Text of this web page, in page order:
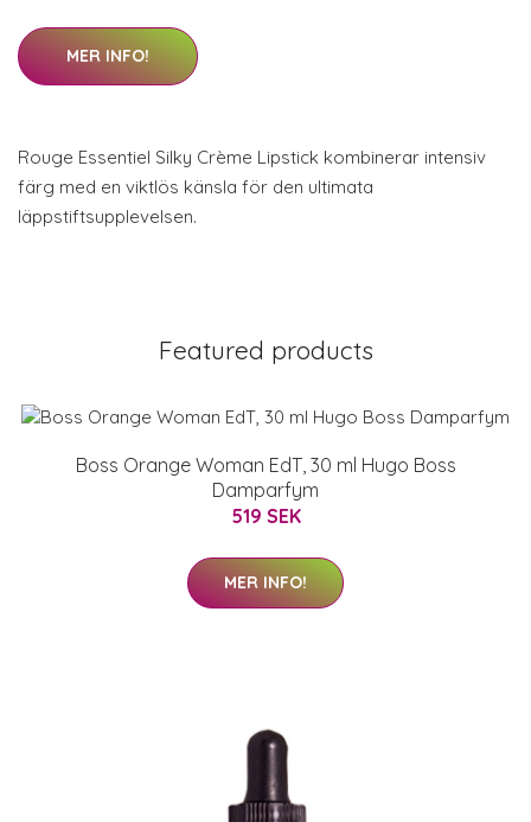
MER INFO!
Rouge Essentiel Silky Crème Lipstick kombinerar intensiv
färg med en viktlös känsla för den ultimata
läppstiftsupplevelsen.
Featured products
Boss Orange Woman EdT, 30 ml Hugo Boss
Damparfym
519 SEK
MER INFO!